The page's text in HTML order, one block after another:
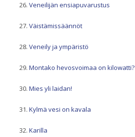
Veneilijän ensiapuvarustus
Väistämissäännöt
Veneily ja ympäristö
Montako hevosvoimaa on kilowatti?
Mies yli laidan!
Kylmä vesi on kavala
Karilla